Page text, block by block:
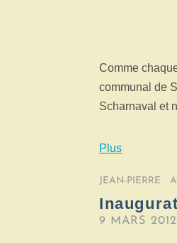
Comme
communal de
Scharnaval et
Plus
JEAN-PIERRE /
9 MARS 2012